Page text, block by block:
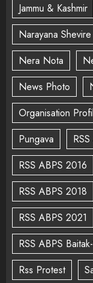
Jammu & Kashmir
Narayana
Nera Nota
News Photo
Organisation
Pungava
RSS ABPS 2016
RSS ABPS 2018
RSS ABPS 2021
RSS ABPS
Rss Protest